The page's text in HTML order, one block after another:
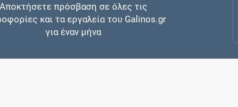
Αποκτήσετε πρόσβαση σε όλες τις
και τα εργαλεία του Galinos.gr
για έναν μήνα